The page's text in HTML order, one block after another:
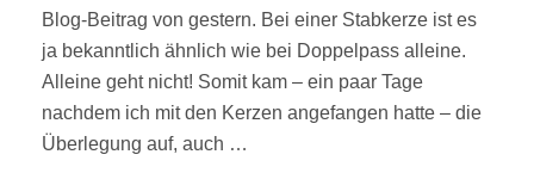
Blog-Beitrag von gestern. Bei einer Stabkerze ist es
ja bekanntlich ähnlich wie bei Doppelpass alleine.
Alleine geht nicht! Somit kam – ein paar Tage
nachdem ich mit den Kerzen angefangen hatte – die
Überlegung auf, auch …